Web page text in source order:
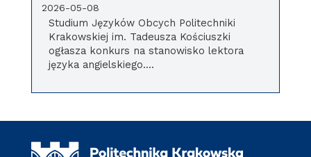
2026-05-08
Studium Języków Obcych Politechniki
Krakowskiej im. Tadeusza Kościuszki
ogłasza konkurs na stanowisko lektora
języka angielskiego....